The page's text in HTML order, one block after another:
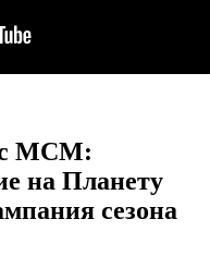
MCM:
на Планету
сезона